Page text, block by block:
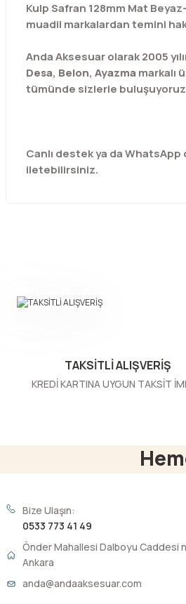
Kulp Safran 128mm Mat
muadil markalardan temini
Anda Aksesuar olarak 2005
Desa, Belon, Ayazma markalı
tümünde sizlerle
Canlı destek ya da
iletebilirsiniz.
Ürün bilgilerinde hatalar bulunuyor.
TAKSİTLİ ALIŞVERİŞ
KREDİ KARTINA UYGUN TAKSİT
Bize Ulaşın:
0533 773 41 49
Önder Mahallesi Dalboyu Caddesi
Ankara
anda@andaaksesuar.com